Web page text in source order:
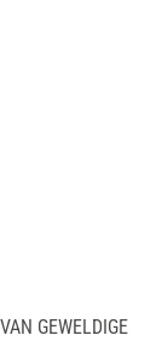
GEWELDIGE